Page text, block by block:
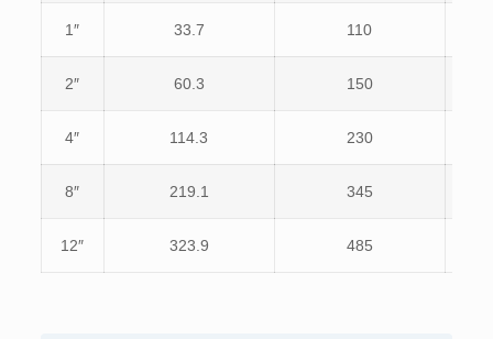
1″ 33.7 110
2″ 60.3 150
4″ 114.3 230
8″ 219.1 345
12″ 323.9 485